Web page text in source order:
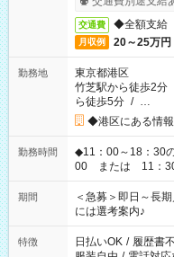
交通費 ◆全額支給
月収例 20～25万円
勤務地
東京都港区
竹芝駅から徒歩2分
ら徒歩5分 / …
◆港区にある情
勤務時間
◆11：00～18：30
00 または 11：30～18：30 。*。ブ
ば前職が、 在宅/財
スタッフ スイーツ
業界から入社して活
期間
＜急募＞即日～長
には選考案内♪
特徴 日払いOK / 履歴書